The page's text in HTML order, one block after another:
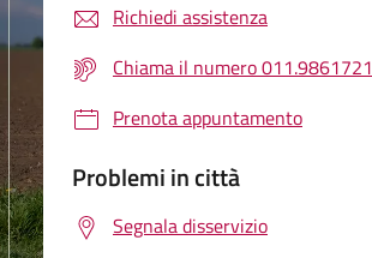
Richiedi assistenza
Chiama il numero 011.9861721
Prenota appuntamento
Problemi in città
Segnala disservizio